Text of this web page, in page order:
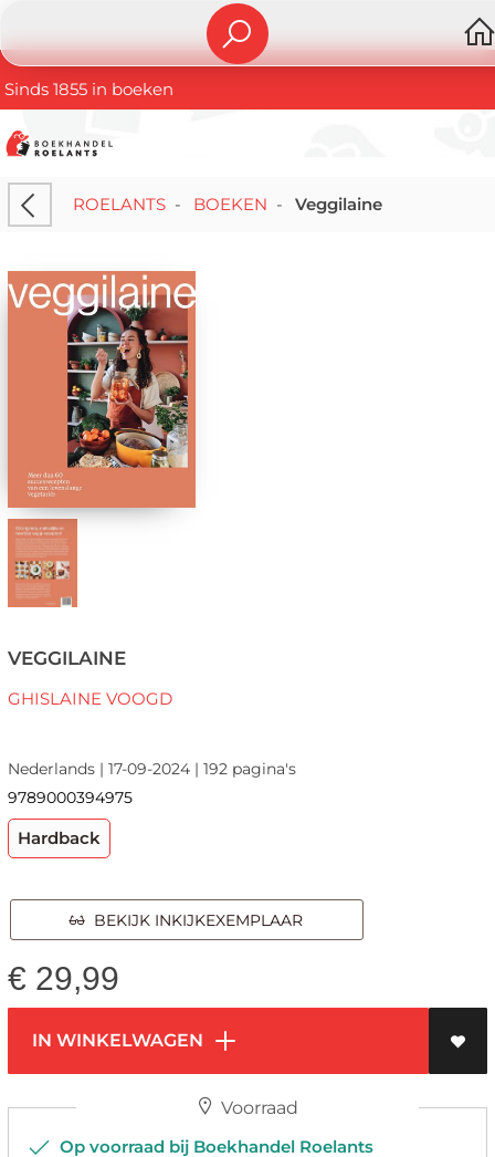
Sinds 1855 in boeken
ROELANTS- BOEKEN - Veggilaine
VEGGILAINE
GHISLAINE VOOGD
Nederlands | 17-09-2024 | 192 pagina's
9789000394975
Hardback
BEKIJK INKIJKEXEMPLAAR
€ 29,99
IN WINKELWAGEN
Voorraad
Op voorraad bij Boekhandel Roelants